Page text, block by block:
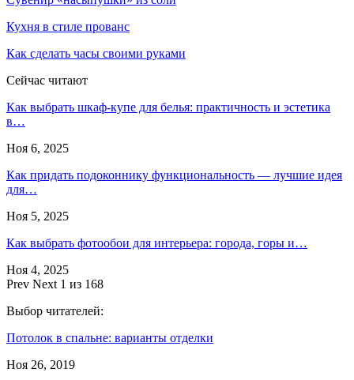
Кухня в стиле прованс
Как сделать часы своими руками
Сейчас читают
Как выбрать шкаф-купе для белья: практичность и эстетика
в…
Ноя 6, 2025
Как придать подоконнику функциональность — лучшие идея
для…
Ноя 5, 2025
Как выбрать фотообои для интерьера: города, горы и…
Ноя 4, 2025
Prev Next 1 из 168
Выбор читателей:
Потолок в спальне: варианты отделки
Ноя 26, 2019